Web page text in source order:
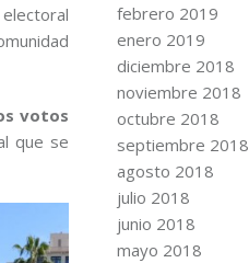
votos
que se
febrero 2019
enero 2019
diciembre 2018
noviembre 2018
octubre 2018
septiembre 2018
agosto 2018
julio 2018
junio 2018
mayo 2018